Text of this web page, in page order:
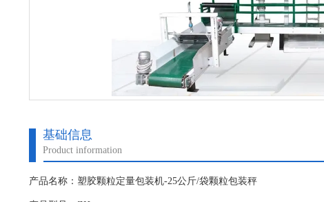
基础信息
Product information
产品名称：塑胶颗粒定量包装机-25公斤/袋颗粒包装秤